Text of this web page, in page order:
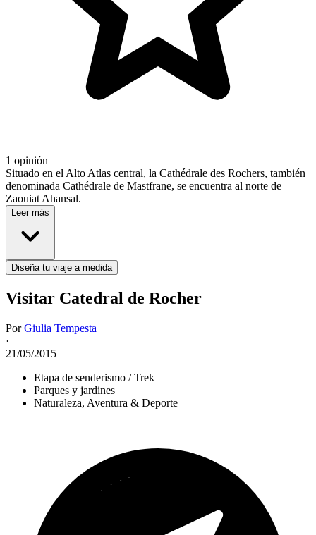
1 opinión
Situado en el Alto Atlas central, la Cathédrale des Rochers, también
denominada Cathédrale de Mastfrane, se encuentra al norte de
Zaouiat Ahansal.
Leer más
Diseña tu viaje a medida
Visitar Catedral de Rocher
PorGiulia Tempesta
·
21/05/2015
Etapa de senderismo / Trek
Parques y jardines
Naturaleza, Aventura & Deporte